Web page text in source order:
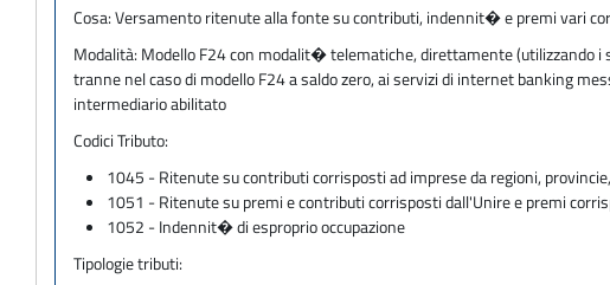
Cosa:Versamento ritenute alla fonte su contributi, indennit� e premi vari
Modalità: Modello F24 con modalit� telematiche, direttamente (utilizzando i
tranne nel caso di modello F24 a saldo zero, ai servizi di internet banking
intermediario abilitato
Codici Tributo:
1045 - Ritenute su contributi corrisposti ad imprese da regioni,
1051 - Ritenute su premi e contributi corrisposti dall'Unire e premi
1052 - Indennit� di esproprio occupazione
Tipologie tributi: